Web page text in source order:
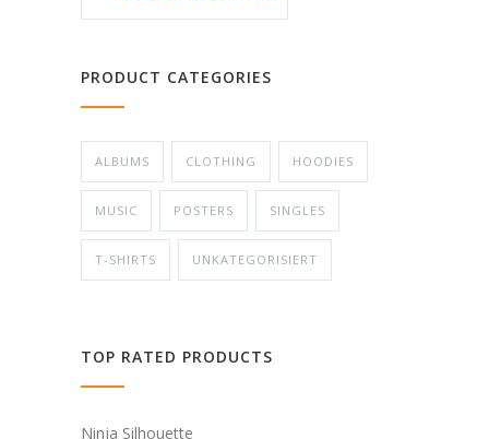
PRODUCT CATEGORIES
ALBUMS CLOTHING HOODIES
MUSIC POSTERS SINGLES
T-SHIRTS UNKATEGORISIERT
TOP RATED PRODUCTS
Ninja Silhouette